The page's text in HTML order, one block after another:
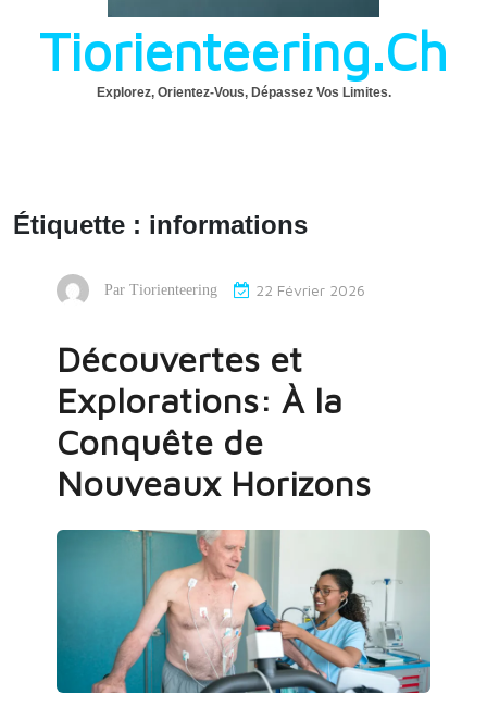
Tiorienteering.ch
Explorez, Orientez-Vous, Dépassez Vos Limites.
Étiquette : informations
Par Tiorienteering 22 Février 2026
Découvertes et
Explorations: À la
Conquête de
Nouveaux Horizons